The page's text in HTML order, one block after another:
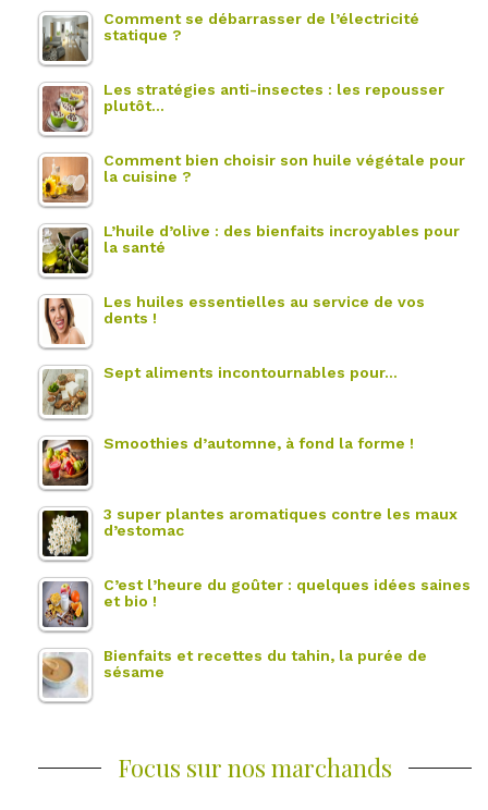
Comment se débarrasser de l’électricité
statique ?
Les stratégies anti-insectes : les repousser
plutôt…
Comment bien choisir son huile végétale pour
la cuisine ?
L’huile d’olive : des bienfaits incroyables pour
la santé
Les huiles essentielles au service de vos
dents !
Sept aliments incontournables pour…
Smoothies d’automne, à fond la forme !
3 super plantes aromatiques contre les maux
d’estomac
C’est l’heure du goûter : quelques idées saines
et bio !
Bienfaits et recettes du tahin, la purée de
sésame
Focus sur nos marchands